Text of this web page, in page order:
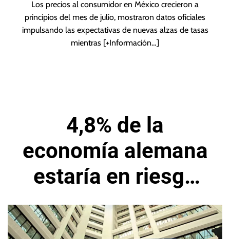
Los precios al consumidor en México crecieron a
principios del mes de julio, mostraron datos oficiales
impulsando las expectativas de nuevas alzas de tasas
mientras [+Información…]
4,8% de la
economía alemana
estaría en riesgo
por gas ruso,
advierte el FMI